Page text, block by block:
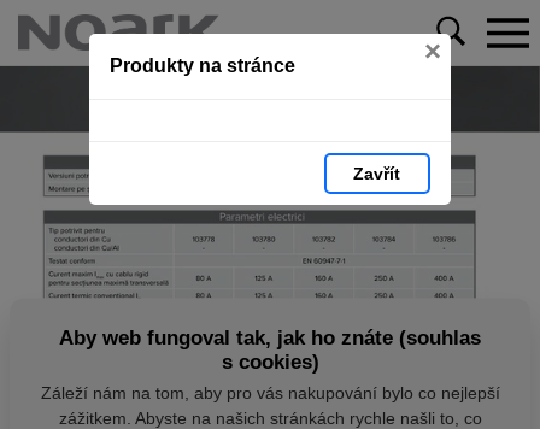
Produkty na stránce ×
Zavřít
Aby web fungoval tak, jak ho znáte (souhlas
s cookies)
Záleží nám na tom, aby pro vás nakupování bylo co nejlepší
zážitkem. Abyste na našich stránkách rychle našli to, co